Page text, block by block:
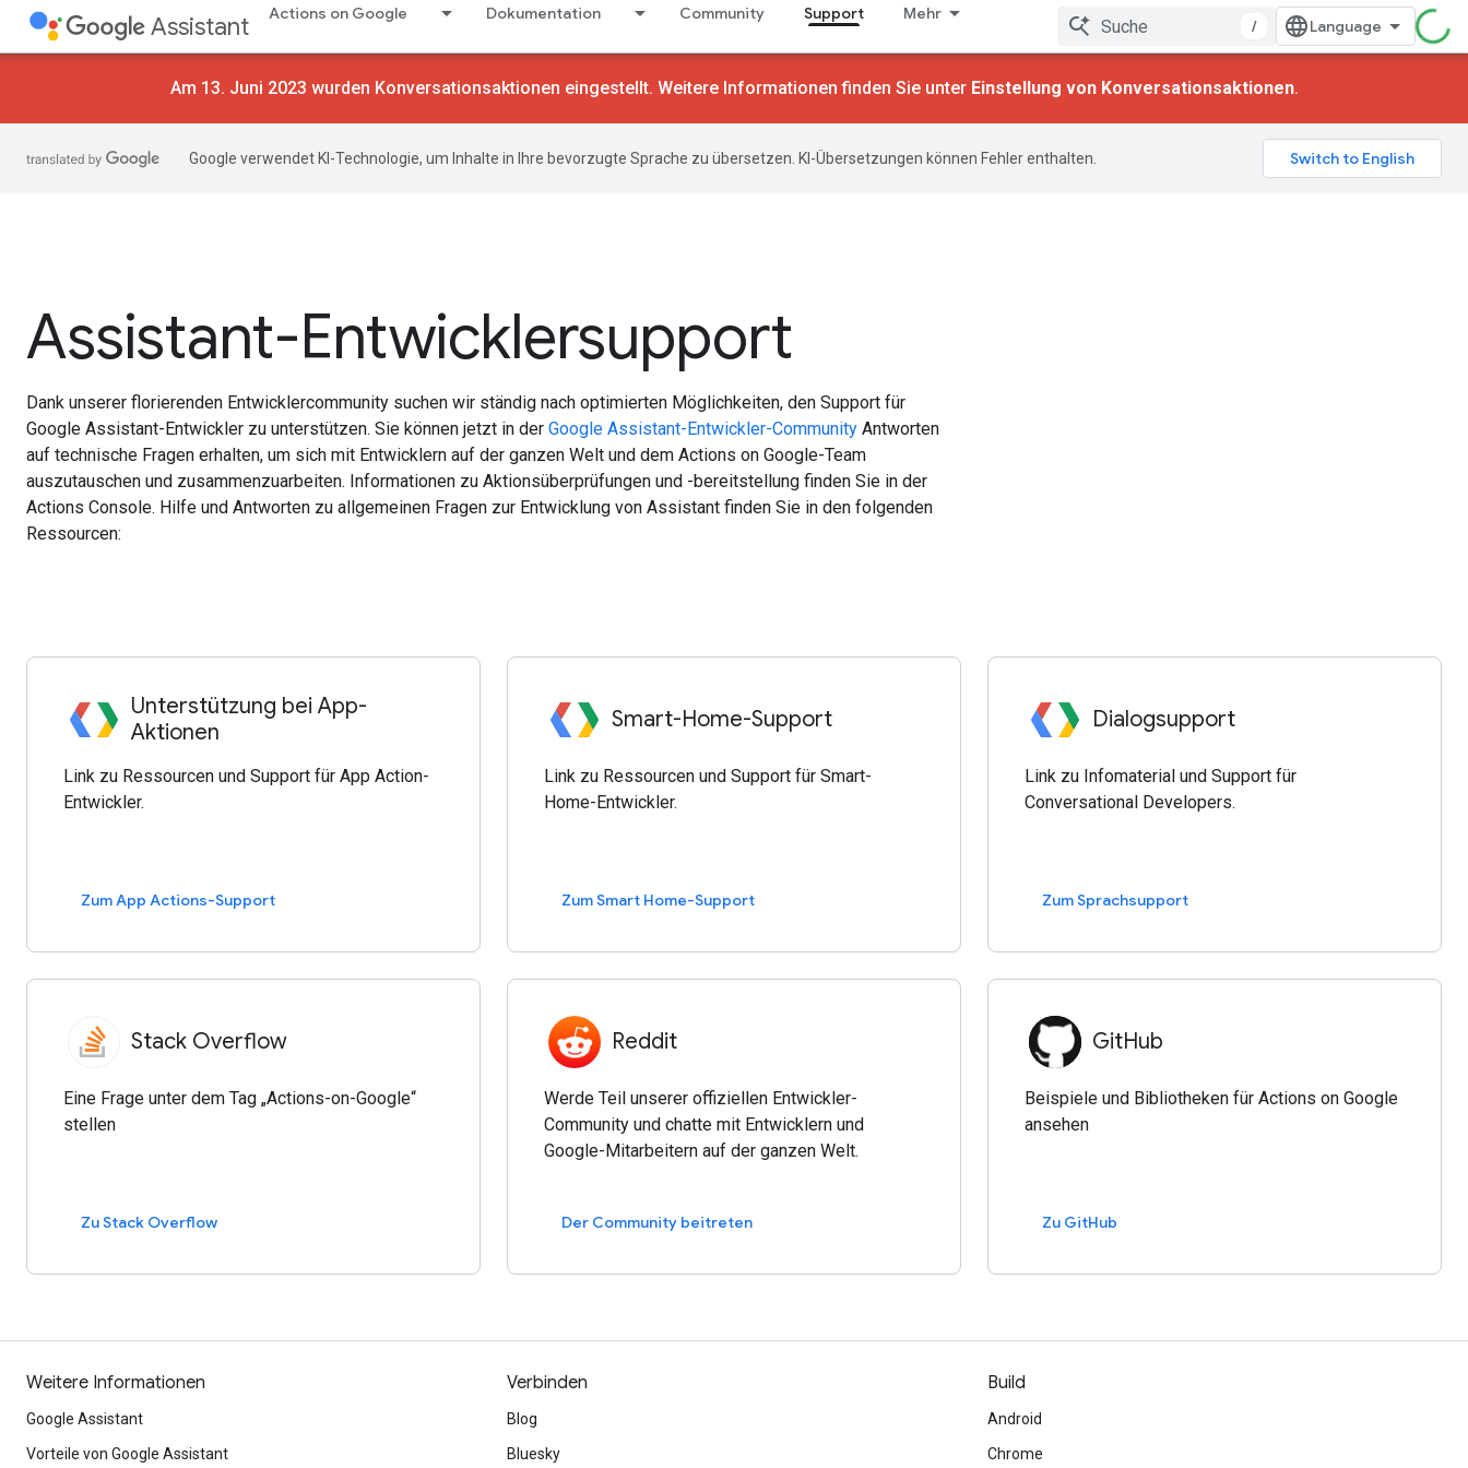
Assistant Actions on Google Dokumentation Community Support Mehr
/
Am 13. Juni 2023 wurden Konversationsaktionen eingestellt. Weitere Informationen finden Sie unter Einstellung von Konversationsaktionen.
Google verwendet KI-Technologie, um Inhalte in Ihre bevorzugte Sprache zu übersetzen. KI-Übersetzungen können Fehler enthalten.
Assistant-Entwicklersupport
Dank unserer florierenden Entwicklercommunity suchen wir ständig nach optimierten Möglichkeiten, den Support für
Google Assistant-Entwickler zu unterstützen. Sie können jetzt in der Google Assistant-Entwickler-Community Antworten
auf technische Fragen erhalten, um sich mit Entwicklern auf der ganzen Welt und dem Actions on Google-Team
auszutauschen und zusammenzuarbeiten. Informationen zu Aktionsüberprüfungen und -bereitstellung finden Sie in der
Actions Console. Hilfe und Antworten zu allgemeinen Fragen zur Entwicklung von Assistant finden Sie in den folgenden
Ressourcen:
Unterstützung bei App-
Aktionen
Link zu Ressourcen und Support für App Action-
Entwickler.
Zum App Actions-Support
Smart-Home-Support
Link zu Ressourcen und Support für Smart-
Home-Entwickler.
Zum Smart Home-Support
Dialogsupport
Link zu Infomaterial und Support für
Conversational Developers.
Zum Sprachsupport
Stack Overflow
Eine Frage unter dem Tag „Actions-on-Google“
stellen
Zu Stack Overflow
Reddit
Werde Teil unserer offiziellen Entwickler-
Community und chatte mit Entwicklern und
Google-Mitarbeitern auf der ganzen Welt.
Der Community beitreten
GitHub
Beispiele und Bibliotheken für Actions on Google
ansehen
Zu GitHub
Weitere Informationen
Google Assistant
Vorteile von Google Assistant
Verbinden
Blog
Bluesky
Build
Android
Chrome